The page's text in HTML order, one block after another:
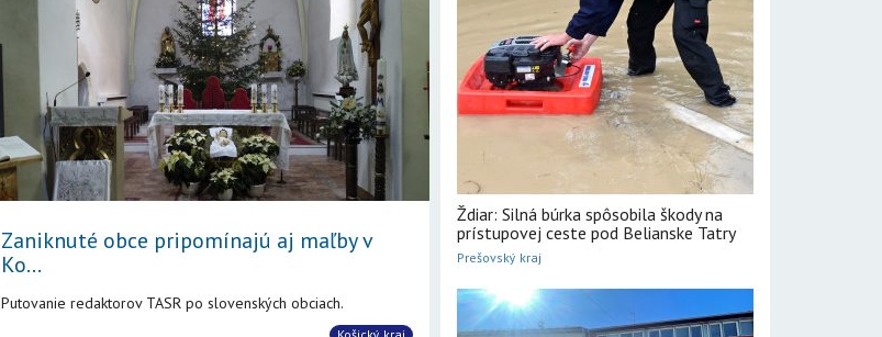
Zaniknuté obce pripomínajú aj maľby v
Ko...
Putovanie redaktorov TASR po slovenských obciach.
Ždiar: Silná búrka spôsobila škody na
prístupovej ceste pod Belianske Tatry
Prešovský kraj